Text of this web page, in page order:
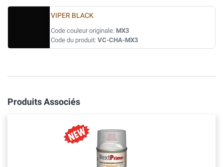
VIPER BLACK
Code couleur originale: MX3
Code du produit: VC-CHA-MX3
Produits Associés